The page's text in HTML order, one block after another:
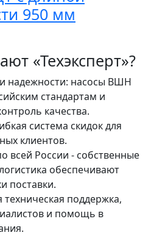
«Техэксперт»?
и надежности: насосы ВШН
стандартам и
качества.
система скидок для
клиентов.
всей России - собственные
обеспечивают
поставки.
поддержка,
и помощь в